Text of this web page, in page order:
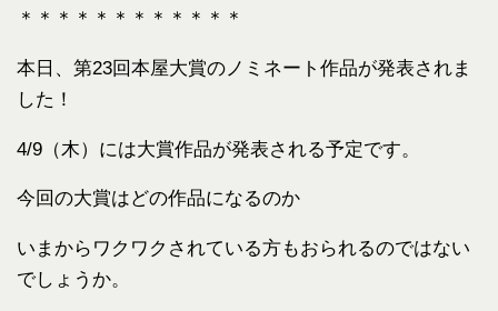
＊＊＊＊＊＊＊＊＊＊＊＊
本日、第23回本屋大賞のノミネート作品が発表されま
した！
4/9（木）には大賞作品が発表される予定です。
今回の大賞はどの作品になるのか
いまからワクワクされている方もおられるのではない
でしょうか。